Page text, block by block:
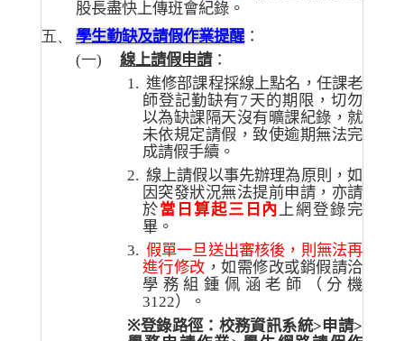
股長盡快上傳班會紀錄。
五、
學生勤缺及請假作業提醒 ：
(一)
線上請假申請：
1. 進修部課程採線上點名，任課老
師登記勤缺有7 天的期限，切勿
以為缺課隔天沒有曠課紀錄，就
未依規定請假，致使逾期無法完
成請假手續。
2. 線上請假以事先辦理為原則，如
因突發狀況無法提前申請，亦請
於當日算起三日內 上網登錄完
畢。
3. 假單一旦送出審核後，則無法再
進行修改 ，如需修改或銷假請洽
學務組鍾佩涵老師（分機
3122）。
※登錄路徑：校務資訊系統>申請>